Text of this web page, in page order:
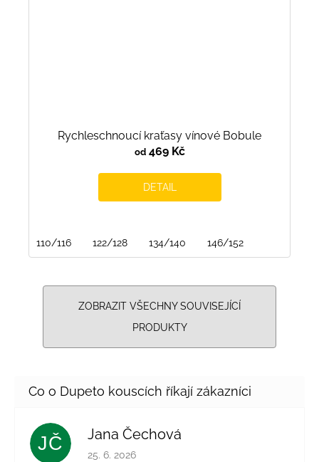
Rychleschnoucí kraťasy vínové Bobule
od469 Kč
DETAIL
110/116 122/128 134/140 146/152
ZOBRAZIT VŠECHNY SOUVISEJÍCÍ
PRODUKTY
JČ Jana Čechová
Hodnocení obchodu je 5 z 5 hvězdiček.
25. 6. 2026